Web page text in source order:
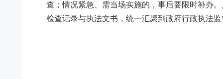
查；情况紧急、需当场实施的，事后要限时补办
检查记录与执法文书，统一汇聚到政府行政执法